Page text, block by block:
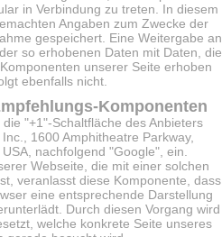
in Verbindung zu treten. In diesem
Angaben zum Zwecke der
gespeichert. Eine Weitergabe an
so erhobenen Daten mit Daten, die
unserer Seite erhoben
ebenfalls nicht.
Komponenten
"+1"-Schaltfläche des Anbieters
1600 Amphitheatre Parkway,
nachfolgend "Google", ein.
Webseite, die mit einer solchen
veranlasst diese Komponente, dass
eine entsprechende Darstellung
Durch diesen Vorgang wird
welche konkrete Seite unseres